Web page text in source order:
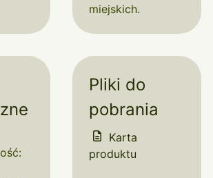
miejskich.
Pliki do
pobrania
Karta
produktu